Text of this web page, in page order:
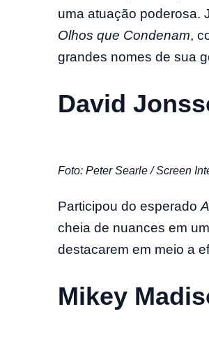
uma atuação poderosa.
Olhos que Condenam,
grandes nomes de sua
David
Foto: Peter Searle / Screen
Participou do esperado
cheia de nuances em
destacarem em meio a
Mikey